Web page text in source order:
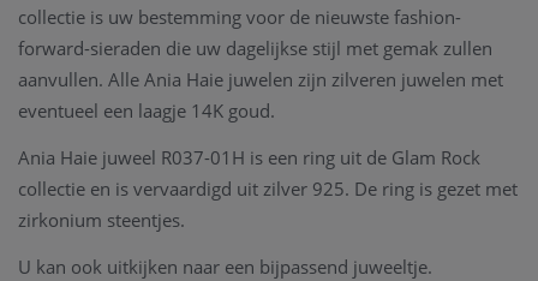
collectie is uw bestemming voor de nieuwste fashion-
forward-sieraden die uw dagelijkse stijl met gemak zullen
aanvullen. Alle Ania Haie juwelen zijn zilveren juwelen met
eventueel een laagje 14K goud.
Ania Haie juweel R037-01H is een ring uit de Glam Rock
collectie en is vervaardigd uit zilver 925. De ring is gezet met
zirkonium steentjes.
U kan ook uitkijken naar een bijpassend juweeltje.